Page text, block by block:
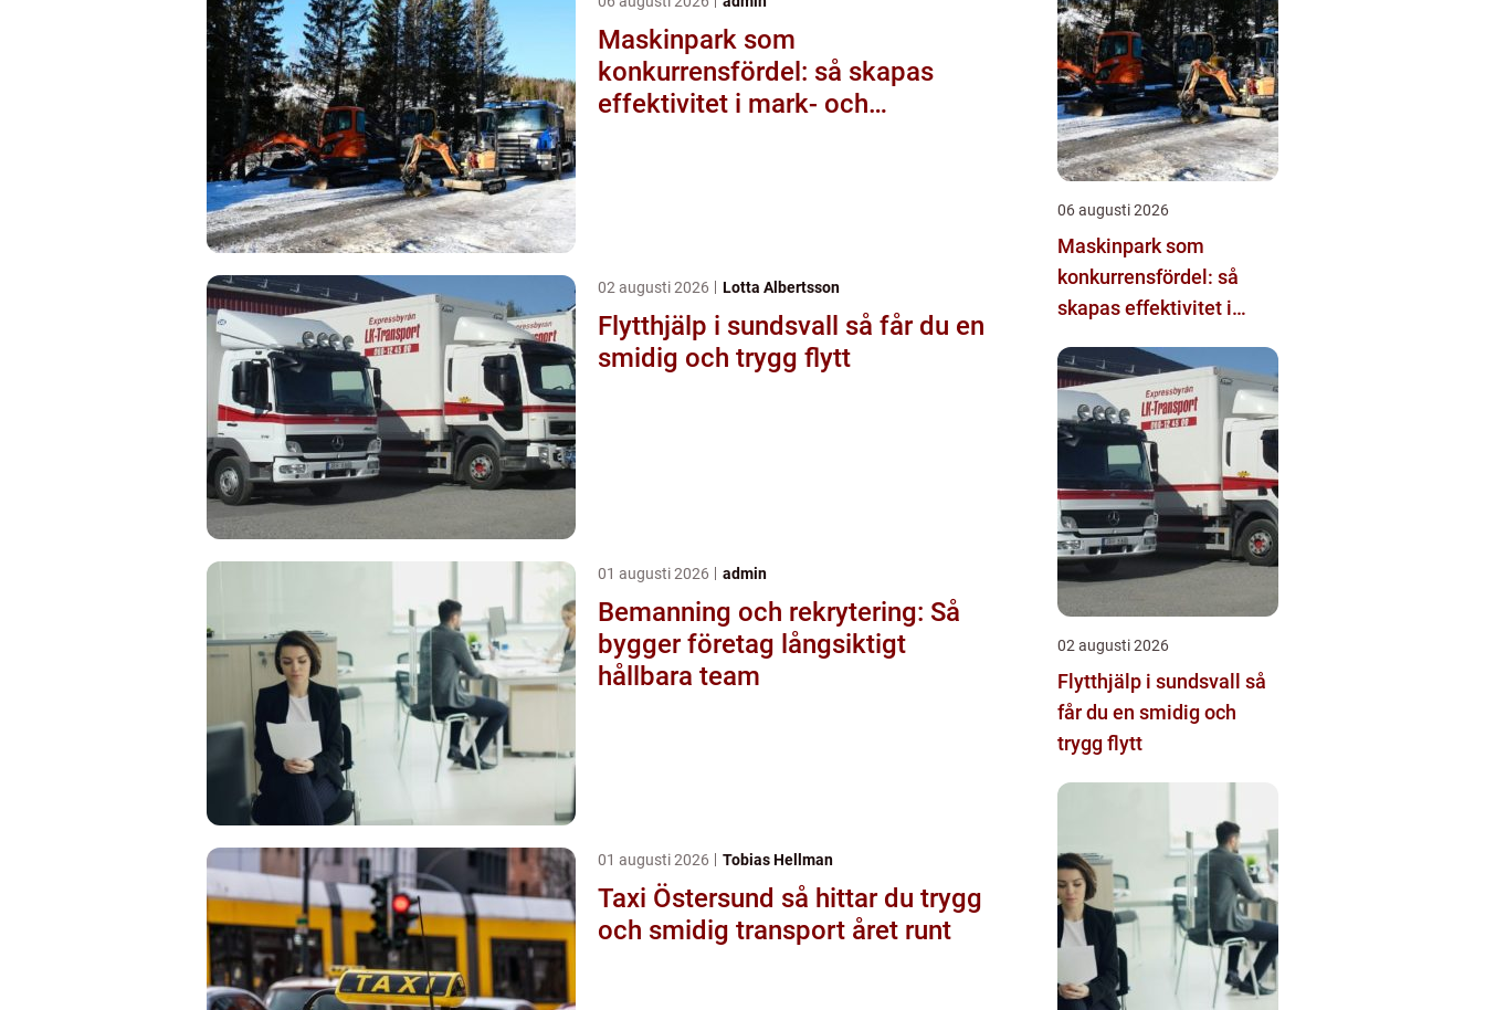
Maskinpark som
konkurrensfördel: så skapas
effektivitet i mark- och
02 augusti 2026 Lotta Albertsson
Flytthjälp i sundsvall så får du en
smidig och trygg flytt
01 augusti 2026 admin
Bemanning och rekrytering: Så
bygger företag långsiktigt
hållbara team
01 augusti 2026 Tobias Hellman
Taxi Östersund så hittar du trygg
och smidig transport året runt
06 augusti 2026
Maskinpark som
konkurrensfördel: så
skapas effektivitet i
02 augusti 2026
Flytthjälp i sundsvall så
får du en smidig och
trygg flytt